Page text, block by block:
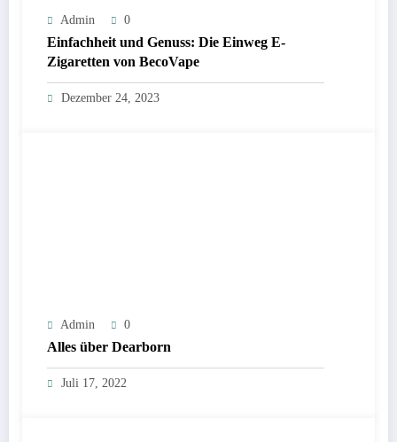
Admin 0
Einfachheit und Genuss: Die Einweg E-
Zigaretten von BecoVape
Dezember 24, 2023
Admin 0
Alles über Dearborn
Juli 17, 2022